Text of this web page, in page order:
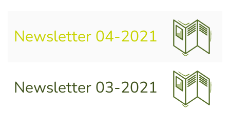
Newsletter 04-2021
Newsletter 03-2021